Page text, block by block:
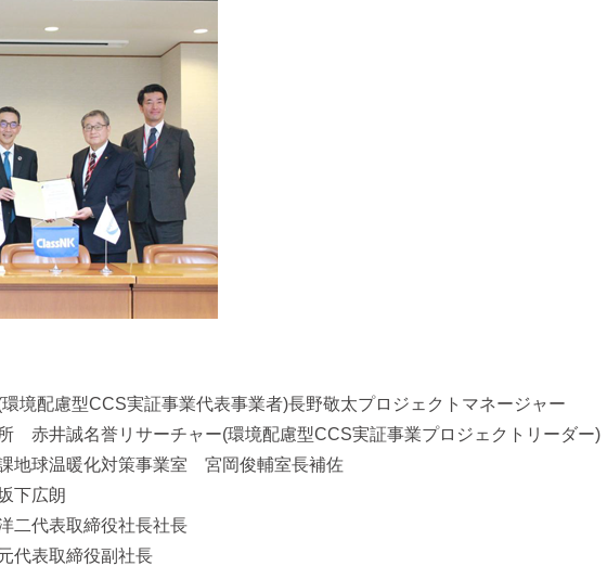
境配慮型CCS実証事業代表事業者)長野敬太プロジェクトマネージャー
赤井誠名誉リサーチャー(環境配慮型CCS実証事業プロジェクトリーダー)
地球温暖化対策事業室 宮岡俊輔室長補佐
下広朗
二代表取締役社長社長
代表取締役副社長